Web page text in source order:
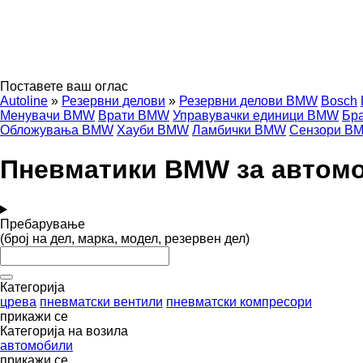
Поставете ваш оглас
Autoline » Резервни делови » Резервни делови BMW Bosch
Менувачи BMW Врати BMW Управувачки единици BMW
Обложувања BMW Хауби BMW Ламбички BMW Сензори
Пневматики BMW за
Пребарување
(број на дел, марка, модел, резервен дел)
Категорија
црева пневматски вентили пневматски компресори
прикажи се
Категорија на возила
автомобили
прикажи се